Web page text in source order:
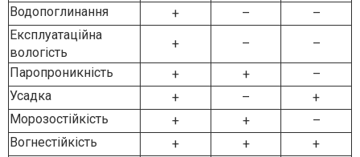
Водопоглинання
+ –
–
Експлуатаційна
вологість
+ –
–
Паропроникність
+ +
–
Усадка
+ –
+
Морозостійкість
+ +
–
Вогнестійкість
+ +
+